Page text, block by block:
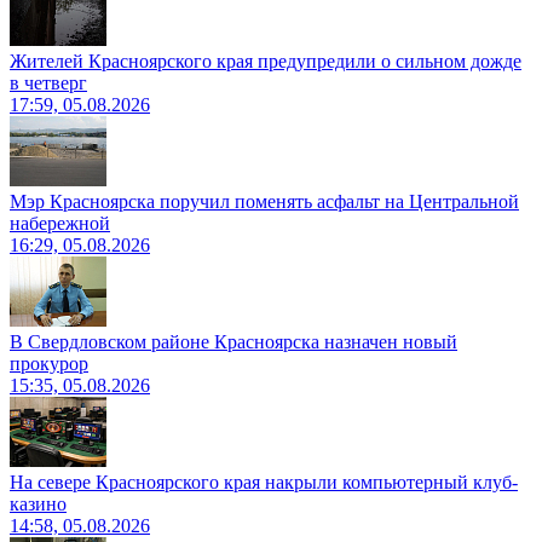
Жителей Красноярского края предупредили о сильном дожде
в четверг
17:59, 05.08.2026
Мэр Красноярска поручил поменять асфальт на Центральной
набережной
16:29, 05.08.2026
В Свердловском районе Красноярска назначен новый
прокурор
15:35, 05.08.2026
На севере Красноярского края накрыли компьютерный клуб-
казино
14:58, 05.08.2026